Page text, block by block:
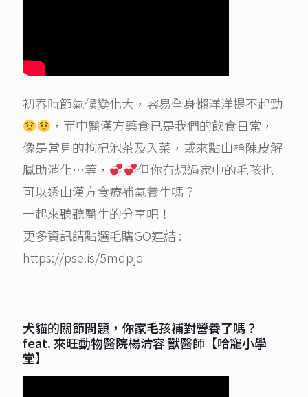
初春時節氣候變化大，容易全身懶洋洋提不起勁
，而中醫漢方藥食已是我們的飲食日常，
像是常見的枸杞泡茶及入菜，或來點山楂陳皮解
膩助消化…等，
但你有想過家中的毛孩也
可以透由漢方食療補氣養生嗎？
一起來聽聽醫生的分享吧！
更多資訊請點選毛購GO連結 :
https://pse.is/5mdpjq
犬貓的關節問題，你家毛孩補對營養了嗎？
feat. 來旺動物醫院楊清容 獸醫師【哈寵小學
堂】